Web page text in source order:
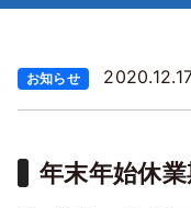
お知らせ
年末年始休